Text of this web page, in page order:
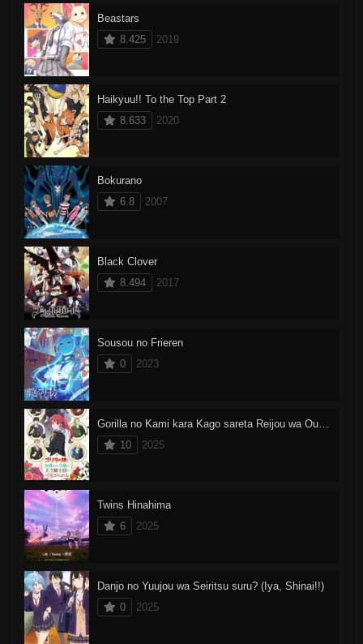
Beastars
8.425
2019
Haikyuu!! To the Top Part 2
8.633
2020
Bokurano
6.8
2007
Black Clover
8.494
2017
Sousou no Frieren
0
2023
Gorilla no Kami kara Kago sareta Reijou wa Ouritsu Kishidan de Kawaigarareru Dublado
10
2025
Twins Hinahima
6
2025
Danjo no Yuujou wa Seiritsu suru? (Iya, Shinai!!)
0
2025